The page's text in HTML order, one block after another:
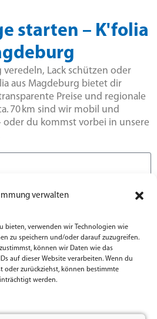
verwalten
bieten, verwenden wir Technologien wie
zu speichern und/oder darauf zuzugreifen.
können wir Daten wie das
auf dieser Website verarbeiten. Wenn du
oder zurückziehst, können bestimmte
werden.
starten – K'folia
veredeln, Lack schützen oder
aus Magdeburg bietet dir
Preise und regionale
70 km sind wir mobil und
oder du kommst vorbei in unsere